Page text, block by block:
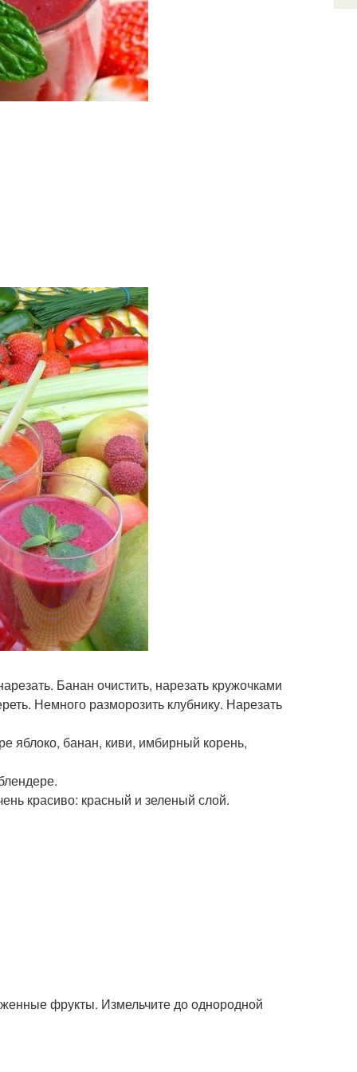
Банан очистить, нарезать кружочками
Немного разморозить клубнику. Нарезать
яблоко, банан, киви, имбирный корень,
красиво: красный и зеленый слой.
фрукты. Измельчите до однородной